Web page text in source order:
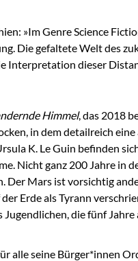
»Im Genre Science
Die gefaltete Welt des
Interpretation dieser
Himmel, das 2018
in dem detailreich
K. Le Guin befinden
Nicht ganz 200 Jahre in
Mars ist vorsichtig
Erde als Tyrann
die fünf
alle seine Bürger*innen